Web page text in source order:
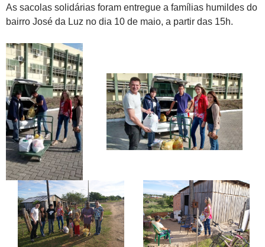
As sacolas solidárias foram entregue a famílias humildes do
bairro José da Luz no dia 10 de maio, a partir das 15h.